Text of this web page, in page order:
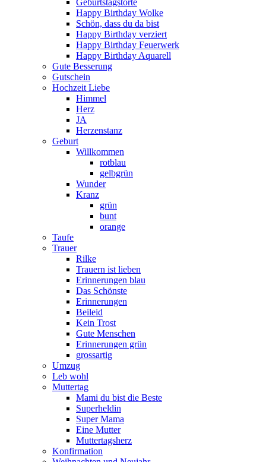
Geburtstagstorte
Happy Birthday Wolke
Schön, dass du da bist
Happy Birthday verziert
Happy Birthday Feuerwerk
Happy Birthday Aquarell
Gute Besserung
Gutschein
Hochzeit Liebe
Himmel
Herz
JA
Herzenstanz
Geburt
Willkommen
rotblau
gelbgrün
Wunder
Kranz
grün
bunt
orange
Taufe
Trauer
Rilke
Trauern ist lieben
Erinnerungen blau
Das Schönste
Erinnerungen
Beileid
Kein Trost
Gute Menschen
Erinnerungen grün
grossartig
Umzug
Leb wohl
Muttertag
Mami du bist die Beste
Superheldin
Super Mama
Eine Mutter
Muttertagsherz
Konfirmation